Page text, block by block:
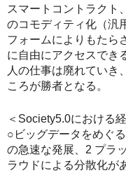
スマートコントラクト
のコモディティ化（汎
フォームによりもたら
に自由にアクセスでき
人の仕事は廃れていき
ころが勝者となる。
＜Society5.0における
○ビッグデータをめぐ
の急速な発展、2 プラ
ラウドによる分散化が